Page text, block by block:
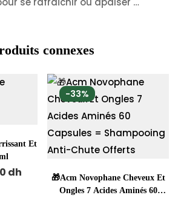
connexes
Et
dh
-33%
🎁Acm Novophane Cheveux Et
Ongles 7 Acides Aminés 60